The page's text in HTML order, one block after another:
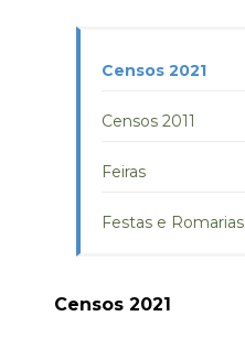
Censos 2021
Censos 2011
Feiras
Festas e Romarias
Censos 2021